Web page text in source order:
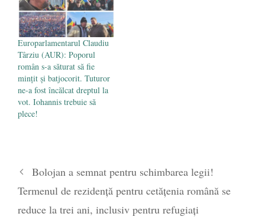
Europarlamentarul Claudiu
Târziu (AUR): Poporul
român s-a săturat să fie
mințit și batjocorit. Tuturor
ne-a fost încălcat dreptul la
vot. Iohannis trebuie să
plece!
Bolojan a semnat pentru schimbarea legii!
Termenul de rezidenţă pentru cetăţenia română se
reduce la trei ani, inclusiv pentru refugiați